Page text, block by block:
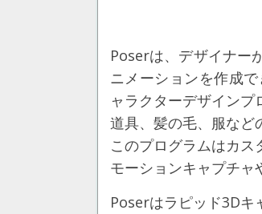
Poserは、デザイナー
ニメーションを作成
ャラクターデザイン
道具、髪の毛、服など
このプログラムはカ
モーションキャプチャ
Poserはラピッド3Dキ